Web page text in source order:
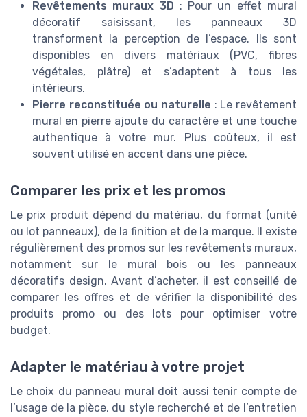
Revêtements muraux 3D : Pour un effet mural
décoratif saisissant, les panneaux 3D
transforment la perception de l’espace. Ils sont
disponibles en divers matériaux (PVC, fibres
végétales, plâtre) et s’adaptent à tous les
intérieurs.
Pierre reconstituée ou naturelle : Le revêtement
mural en pierre ajoute du caractère et une touche
authentique à votre mur. Plus coûteux, il est
souvent utilisé en accent dans une pièce.
Comparer les prix et les promos
Le prix produit dépend du matériau, du format (unité
ou lot panneaux), de la finition et de la marque. Il existe
régulièrement des promos sur les revêtements muraux,
notamment sur le mural bois ou les panneaux
décoratifs design. Avant d’acheter, il est conseillé de
comparer les offres et de vérifier la disponibilité des
produits promo ou des lots pour optimiser votre
budget.
Adapter le matériau à votre projet
Le choix du panneau mural doit aussi tenir compte de
l’usage de la pièce, du style recherché et de l’entretien